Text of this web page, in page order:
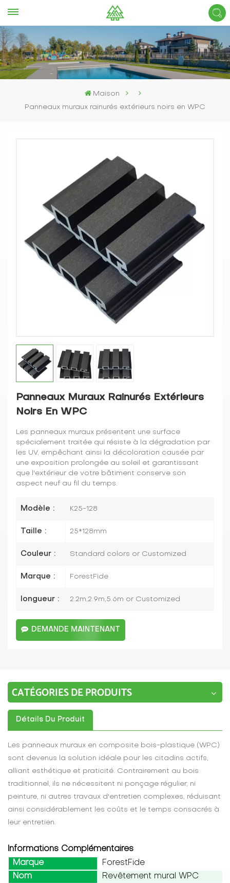
Maison
Panneaux muraux rainurés extérieurs noirs en WPC
Panneaux Muraux Rainurés Extérieurs
Noirs En WPC
Les panneaux muraux présentent une surface
spécialement traitée qui résiste à la dégradation par
les UV, empêchant ainsi la décoloration causée par
une exposition prolongée au soleil et garantissant
que l'extérieur de votre bâtiment conserve son
aspect neuf au fil du temps.
Modèle : K25-128
Taille : 25*128mm
Couleur : Standard colors or Customized
Marque : ForestFide
longueur : 2.2m,2.9m,5.6m or Customized
DEMANDE MAINTENANT
CATÉGORIES DE PRODUITS
Détails Du Produit
Les panneaux muraux en composite bois-plastique (WPC)
sont devenus la solution idéale pour les citadins actifs,
alliant esthétique et praticité. Contrairement au bois
traditionnel, ils ne nécessitent ni ponçage régulier, ni
peinture, ni autres travaux d'entretien complexes, réduisant
ainsi considérablement les coûts et le temps consacrés à
leur entretien.
Informations Complémentaires
Marque
ForestFide
Nom
Revêtement mural WPC